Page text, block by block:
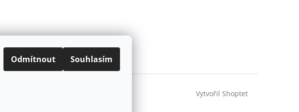
Odmítnout Souhlasím
Vytvořil Shoptet